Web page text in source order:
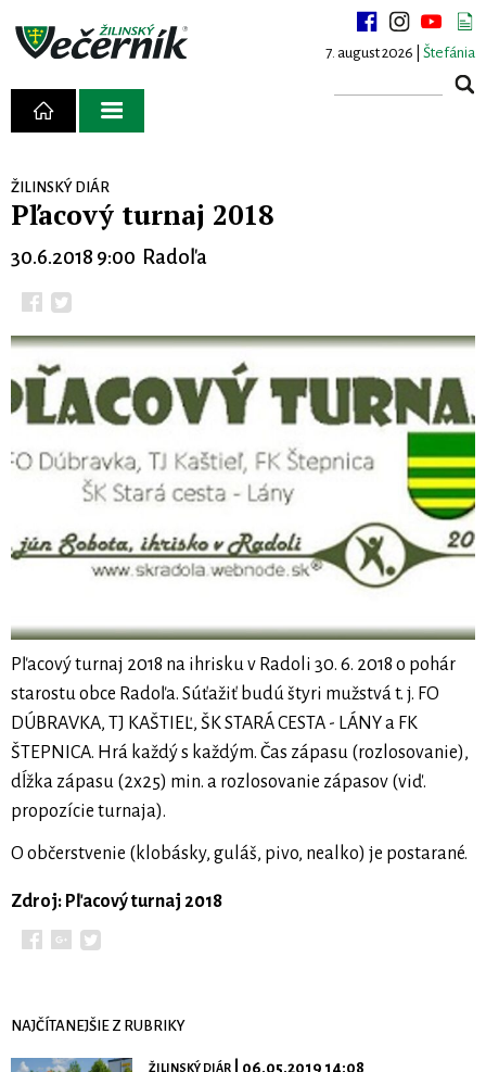
7. august 2026 | Štefánia
ŽILINSKÝ DIÁR
Pľacový turnaj 2018
30.6.2018 9:00 Radoľa
Pľacový turnaj 2018 na ihrisku v Radoli 30. 6. 2018 o pohár
starostu obce Radoľa. Súťažiť budú štyri mužstvá t. j. FO
DÚBRAVKA, TJ KAŠTIEĽ, ŠK STARÁ CESTA - LÁNY a FK
ŠTEPNICA. Hrá každý s každým. Čas zápasu (rozlosovanie),
dĺžka zápasu (2x25) min. a rozlosovanie zápasov (viď.
propozície turnaja).
O občerstvenie (klobásky, guláš, pivo, nealko) je postarané.
Zdroj: Pľacový turnaj 2018
NAJČÍTANEJŠIE Z RUBRIKY
ŽILINSKÝ DIÁR| 06.05.2019 14:08